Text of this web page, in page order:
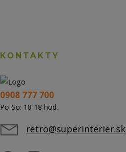
KONTAKTY
0908 777 700
Po-So: 10-18 hod.
retro@superinterier.sk